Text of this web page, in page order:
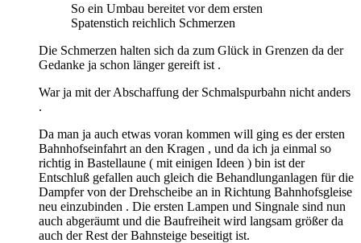
So ein Umbau bereitet vor dem ersten
Spatenstich reichlich Schmerzen
Die Schmerzen halten sich da zum Glück in Grenzen da der
Gedanke ja schon länger gereift ist .
War ja mit der Abschaffung der Schmalspurbahn nicht anders
.
Da man ja auch etwas voran kommen will ging es der ersten
Bahnhofseinfahrt an den Kragen , und da ich ja einmal so
richtig in Bastellaune ( mit einigen Ideen ) bin ist der
Entschluß gefallen auch gleich die Behandlunganlagen für die
Dampfer von der Drehscheibe an in Richtung Bahnhofsgleise
neu einzubinden . Die ersten Lampen und Singnale sind nun
auch abgeräumt und die Baufreiheit wird langsam größer da
auch der Rest der Bahnsteige beseitigt ist.